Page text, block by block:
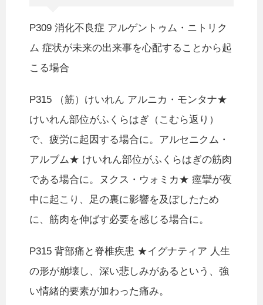
P309 消化不良症 アルゲントゥム・ニトリク
ム 症状が未来の出来事を心配することから起
こる場合
P315 （筋）けいれん アルニカ・モンタナ★
けいれん部位がふくらはぎ（こむら返り）
で、疲労に起因する場合に。アルセニクム・
アルブム★ けいれん部位がふくらはぎの筋肉
である場合に。ヌクス・ウォミカ★ 痙攣が夜
中に起こり、足の裏に影響を及ぼしたため
に、筋肉を伸ばす必要を感じる場合に。
P315 背部痛と脊椎疾患 ★イグナティア 人生
の形が崩壊し、深い悲しみがあるという、強
い情緒的要素が加わった痛み。